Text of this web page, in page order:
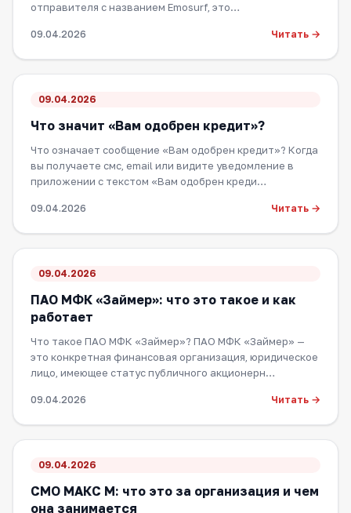
отправителя с названием Emosurf, это…
09.04.2026 Читать →
09.04.2026
Что значит «Вам одобрен кредит»?
Что означает сообщение «Вам одобрен кредит»? Когда
вы получаете смс, email или видите уведомление в
приложении с текстом «Вам одобрен креди…
09.04.2026 Читать →
09.04.2026
ПАО МФК «Займер»: что это такое и как
работает
Что такое ПАО МФК «Займер»? ПАО МФК «Займер» —
это конкретная финансовая организация, юридическое
лицо, имеющее статус публичного акционерн…
09.04.2026 Читать →
09.04.2026
СМО МАКС М: что это за организация и чем
она занимается